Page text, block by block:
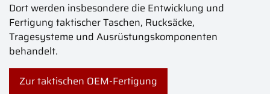
Dort werden insbesondere die Entwicklung und
Fertigung taktischer Taschen, Rucksäcke,
Tragesysteme und Ausrüstungskomponenten
behandelt.
Zur taktischen OEM-Fertigung